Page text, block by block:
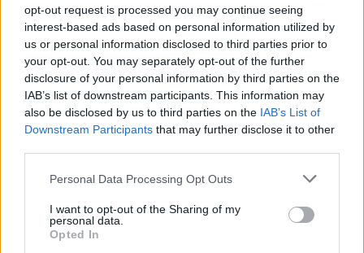
opt-out request is processed you may continue seeing
interest-based ads based on personal information utilized by
us or personal information disclosed to third parties prior to
your opt-out. You may separately opt-out of the further
disclosure of your personal information by third parties on the
IAB’s list of downstream participants. This information may
also be disclosed by us to third parties on the IAB’s List of
Downstream Participants that may further disclose it to other
Please note that this website/app uses one or more Google
not limited to your visit or usage behaviour. You may click to
grant or deny consent to Google and its third-party tags to
use your data for below specified purposes in below Google
Personal Data Processing Opt Outs
I want to opt-out of the Sharing of my
personal data.
Opted In